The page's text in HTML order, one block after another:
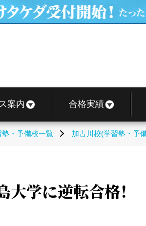
案内 合格実績
・予備校一覧 加古川校(学習塾・予
学に逆転合格！